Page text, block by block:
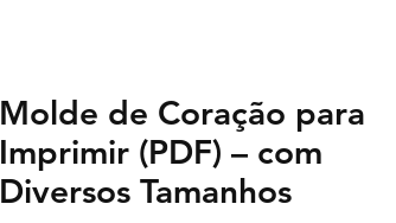
Molde de Coração para
Imprimir (PDF) – com
Diversos Tamanhos